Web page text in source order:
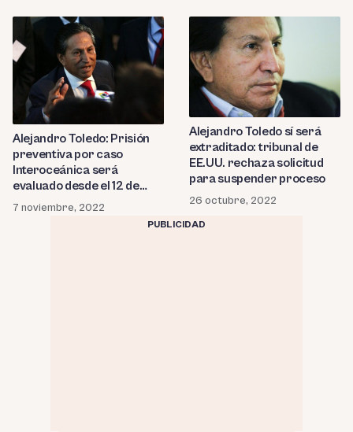
Alejandro Toledo: Prisión
preventiva por caso
Interoceánica será
evaluado desde el 12 de
diciembre
7 noviembre, 2022
Alejandro Toledo sí será
extraditado: tribunal de
EE.UU. rechaza solicitud
para suspender proceso
26 octubre, 2022
PUBLICIDAD